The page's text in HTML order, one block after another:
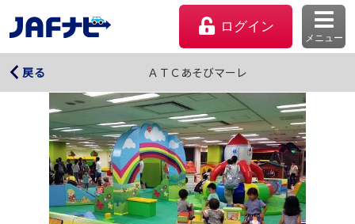
ログイン
メニュー
戻る ＡＴＣあそびマーレ
ＡＴＣあそびマーレ